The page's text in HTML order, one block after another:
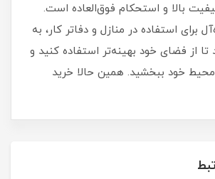
بالا و استحکام فوق‌العاده است.
برای استفاده در منازل و دفاتر کار، به
از فضای خود بهینه‌تر استفاده کنید و
خود ببخشید. همین حالا خرید